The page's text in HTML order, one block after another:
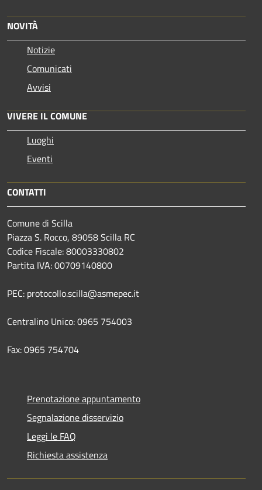
NOVITÀ
Notizie
Comunicati
Avvisi
VIVERE IL COMUNE
Luoghi
Eventi
CONTATTI
Comune di Scilla
Piazza S. Rocco, 89058 Scilla RC
Codice Fiscale: 80003330802
Partita IVA: 00709140800
PEC: protocollo.scilla@asmepec.it
Centralino Unico: 0965 754003
Fax: 0965 754704
Prenotazione appuntamento
Segnalazione disservizio
Leggi le FAQ
Richiesta assistenza